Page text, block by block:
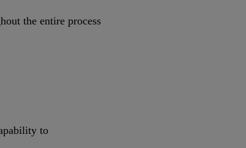
the entire process
to